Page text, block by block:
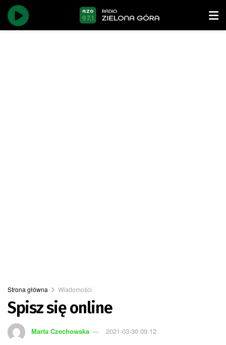
Strona główna Wiadomości
Spisz się online
Marta Czechowska 2021-03-30 09:12